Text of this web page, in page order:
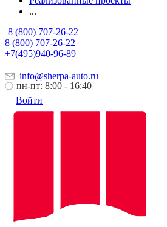
...
8 (800) 707-26-22
8 (800) 707-26-22
+7(495)940-96-89
info@sherpa-auto.ru
пн-пт: 8:00 - 16:40
Войти